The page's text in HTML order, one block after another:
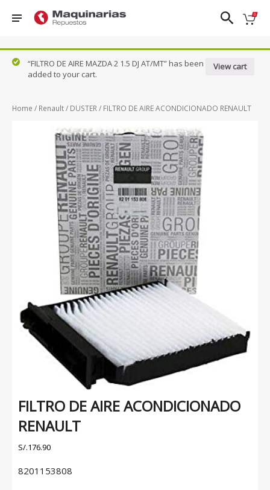
Nissan
Ford
Hyundai
NP300
KICKS
NAVARA
PATHFINDER
QASHQAI
SENTRA 1.8
- 2.0
SENTRA
CLASICO
B13
URVAN
N17X
X-TRAIL
VER TODOS
View cart
“FILTRO DE AIRE MAZDA 2 1.5 DJ AT/MT” has been
added to your cart.
Home / Renault/ DUSTER/ FILTRO DE AIRE ACONDICIONADO RENAULT
FILTRO DE AIRE ACONDICIONADO
RENAULT
S/.176.90
8201153808